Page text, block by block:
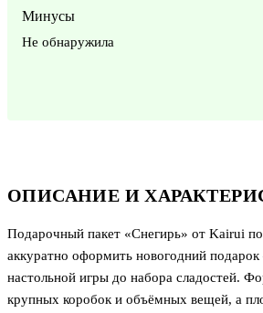
ОПИСАНИЕ И
Подарочный пакет «Снегирь» от Kairui
аккуратно оформить новогодний
настольной игры до набора сладостей.
крупных коробок и объёмных вещей, а
Минусы
Не обнаружила